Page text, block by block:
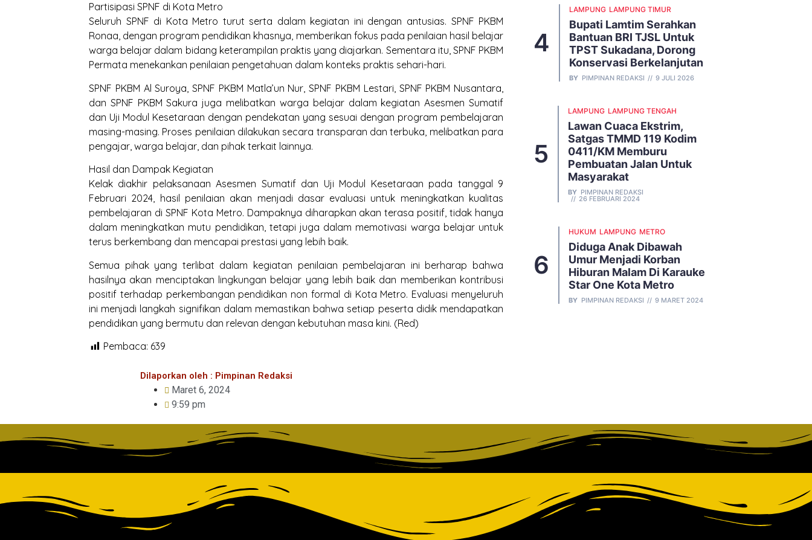
Partisipasi SPNF di Kota Metro
Seluruh SPNF di Kota Metro turut serta dalam kegiatan ini dengan antusias. SPNF PKBM
Ronaa, dengan program pendidikan khasnya, memberikan fokus pada penilaian hasil belajar
warga belajar dalam bidang keterampilan praktis yang diajarkan. Sementara itu, SPNF PKBM
Permata menekankan penilaian pengetahuan dalam konteks praktis sehari-hari.
SPNF PKBM Al Suroya, SPNF PKBM Matla’un Nur, SPNF PKBM Lestari, SPNF PKBM Nusantara,
dan SPNF PKBM Sakura juga melibatkan warga belajar dalam kegiatan Asesmen Sumatif
dan Uji Modul Kesetaraan dengan pendekatan yang sesuai dengan program pembelajaran
masing-masing. Proses penilaian dilakukan secara transparan dan terbuka, melibatkan para
pengajar, warga belajar, dan pihak terkait lainnya.
Hasil dan Dampak Kegiatan
Kelak diakhir pelaksanaan Asesmen Sumatif dan Uji Modul Kesetaraan pada tanggal 9
Februari 2024, hasil penilaian akan menjadi dasar evaluasi untuk meningkatkan kualitas
pembelajaran di SPNF Kota Metro. Dampaknya diharapkan akan terasa positif, tidak hanya
dalam meningkatkan mutu pendidikan, tetapi juga dalam memotivasi warga belajar untuk
terus berkembang dan mencapai prestasi yang lebih baik.
Semua pihak yang terlibat dalam kegiatan penilaian pembelajaran ini berharap bahwa
hasilnya akan menciptakan lingkungan belajar yang lebih baik dan memberikan kontribusi
positif terhadap perkembangan pendidikan non formal di Kota Metro. Evaluasi menyeluruh
ini menjadi langkah signifikan dalam memastikan bahwa setiap peserta didik mendapatkan
pendidikan yang bermutu dan relevan dengan kebutuhan masa kini. (Red)
Pembaca: 639
Dilaporkan oleh : Pimpinan Redaksi
Maret 6, 2024
9:59 pm
LAMPUNG LAMPUNG TIMUR
Bupati Lamtim Serahkan
Bantuan BRI TJSL Untuk
TPST Sukadana, Dorong
Konservasi Berkelanjutan
BY PIMPINAN REDAKSI 9 JULI 2026
LAMPUNG LAMPUNG TENGAH
Lawan Cuaca Ekstrim,
Satgas TMMD 119 Kodim
0411/KM Memburu
Pembuatan Jalan Untuk
Masyarakat
BY PIMPINAN REDAKSI
26 FEBRUARI 2024
HUKUM LAMPUNG METRO
Diduga Anak Dibawah
Umur Menjadi Korban
Hiburan Malam Di Karauke
Star One Kota Metro
BY PIMPINAN REDAKSI 9 MARET 2024